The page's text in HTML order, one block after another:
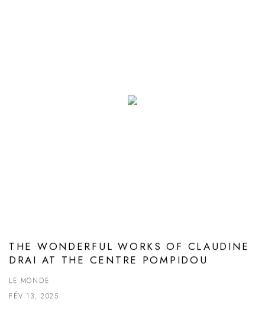
THE WONDERFUL WORKS OF CLAUDINE
DRAI AT THE CENTRE POMPIDOU
LE MONDE
FÉV 13, 2025